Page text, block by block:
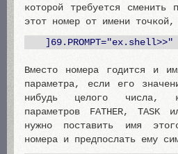
которой требуется сменить
этот номер от имени точкой,
]69.PROMPT="ex.shell>>"
Вместо номера годится и
параметра, если его
нибудь целого числа,
параметров FATHER, TASK
нужно поставить имя
номера и предпослать ему